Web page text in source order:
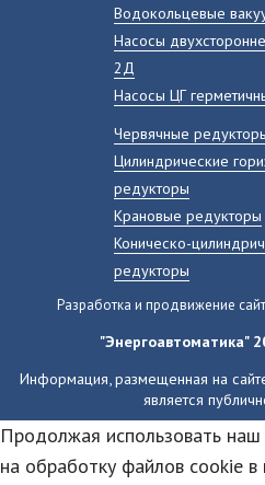
Водокольцевые
Насосы
2Д
Насосы ЦГ
Червячные
Цилиндрические
редукторы
Крановые редукторы
Коническо-
редукторы
Разработка и продвижение
"Энергоавтоматика"
Информация, размещенная на
является
Продолжая использовать наш
на обработку файлов cookie